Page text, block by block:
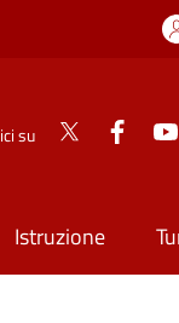
su
Istruzione